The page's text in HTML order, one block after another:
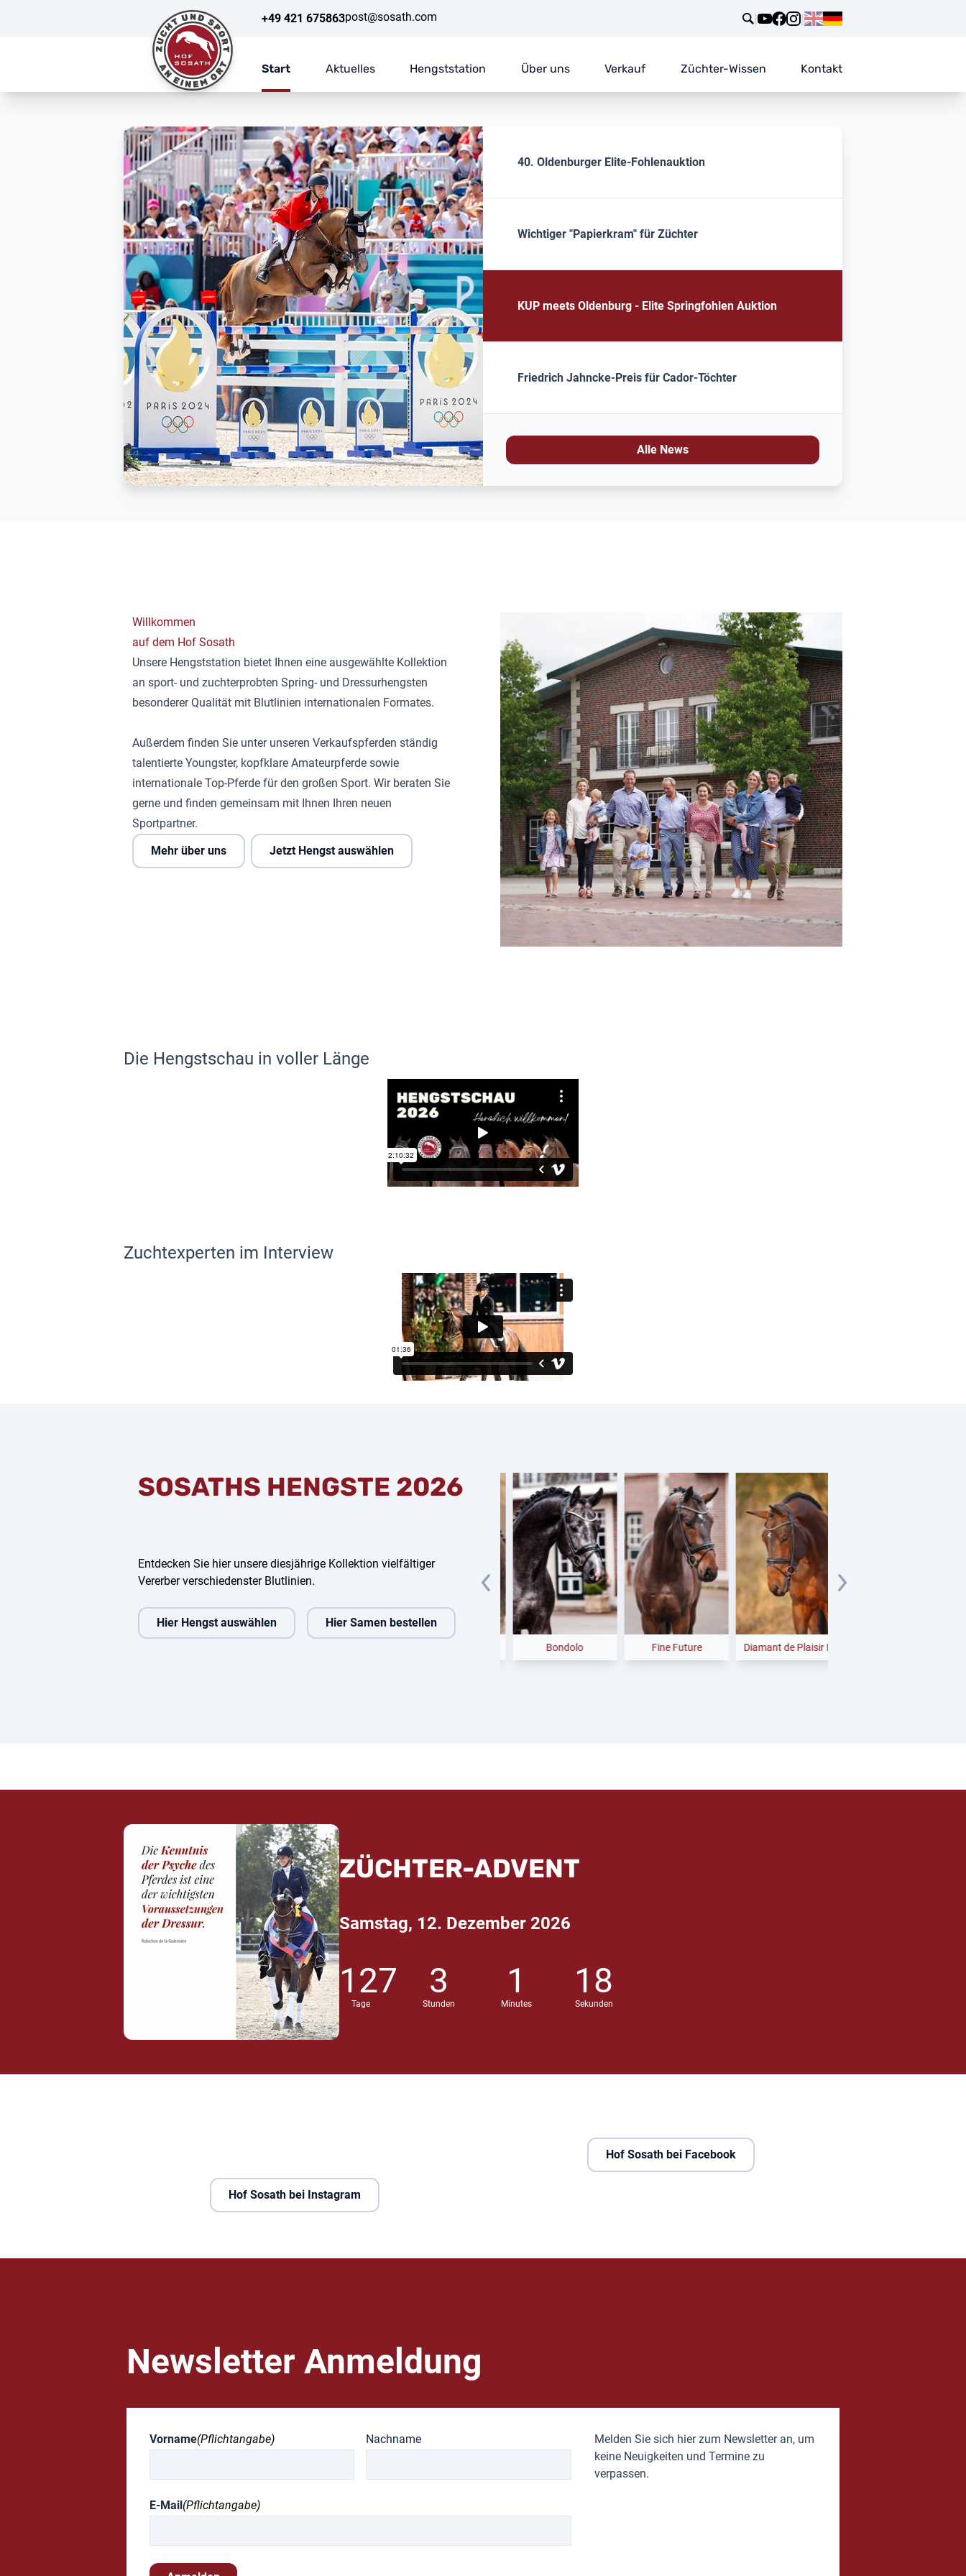
+49 421 675863post@sosath.com | |
Start Aktuelles Hengststation Über uns Verkauf Züchter-Wissen Kontakt
40. Oldenburger Elite-Fohlenauktion
Wichtiger "Papierkram" für Züchter
KUP meets Oldenburg - Elite Springfohlen Auktion
Friedrich Jahncke-Preis für Cador-Töchter
Alle News
Willkommen
auf dem Hof Sosath
Unsere Hengststation bietet Ihnen eine ausgewählte Kollektion
an sport- und zuchterprobten Spring- und Dressurhengsten
besonderer Qualität mit Blutlinien internationalen Formates.
Außerdem finden Sie unter unseren Verkaufspferden ständig
talentierte Youngster, kopfklare Amateurpferde sowie
internationale Top-Pferde für den großen Sport. Wir beraten Sie
gerne und finden gemeinsam mit Ihnen Ihren neuen
Sportpartner.
Mehr über uns
Jetzt Hengst auswählen
Die Hengstschau in voller Länge
Zuchtexperten im Interview
SOSATHS HENGSTE 2026
Entdecken Sie hier unsere diesjährige Kollektion vielfältiger
Vererber verschiedenster Blutlinien.
Hier Hengst auswählen Hier Samen bestellen
Bondolo Fine Future Diamant de Plaisir II
ZÜCHTER-ADVENT
Samstag, 12. Dezember 2026
127
Tage
3
Stunden
1
Minutes
17
Sekunden
Hof Sosath bei Instagram
Hof Sosath bei Facebook
Newsletter Anmeldung
Vorname(Pflichtangabe) Nachname
E-Mail (Pflichtangabe)
Melden Sie sich hier zum Newsletter an, um
keine Neuigkeiten und Termine zu
verpassen.